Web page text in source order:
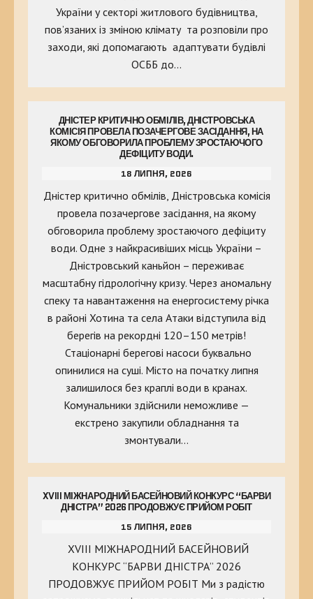
України у секторі житлового будівництва,
пов’язаних із зміною клімату та розповіли про
заходи, які допомагають адаптувати будівлі
ОСББ до…
ДНІСТЕР КРИТИЧНО ОБМІЛІВ, ДНІСТРОВСЬКА
КОМІСІЯ ПРОВЕЛА ПОЗАЧЕРГОВЕ ЗАСІДАННЯ, НА
ЯКОМУ ОБГОВОРИЛА ПРОБЛЕМУ ЗРОСТАЮЧОГО
ДЕФІЦИТУ ВОДИ.
18 ЛИПНЯ, 2026
Дністер критично обмілів, Дністровська комісія
провела позачергове засідання, на якому
обговорила проблему зростаючого дефіциту
води. Одне з найкрасивіших місць України –
Дністровський каньйон – переживає
масштабну гідрологічну кризу. Через аномальну
спеку та навантаження на енергосистему річка
в районі Хотина та села Атаки відступила від
берегів на рекордні 120–150 метрів!
Стаціонарні берегові насоси буквально
опинилися на суші. Місто на початку липня
залишилося без краплі води в кранах.
Комунальники здійснили неможливе —
екстрено закупили обладнання та
змонтували…
XVIII МІЖНАРОДНИЙ БАСЕЙНОВИЙ КОНКУРС “БАРВИ
ДНІСТРА” 2026 ПРОДОВЖУЄ ПРИЙОМ РОБІТ
15 ЛИПНЯ, 2026
XVIII МІЖНАРОДНИЙ БАСЕЙНОВИЙ
КОНКУРС “БАРВИ ДНІСТРА” 2026
ПРОДОВЖУЄ ПРИЙОМ РОБІТ Ми з радістю